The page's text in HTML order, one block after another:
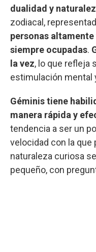
dualidad y
zodiacal,
personas
siempre ocupadas.
la vez, lo que refleja
estimulación mental
Géminis tiene
manera rápida y
tendencia a ser un
velocidad con la
naturaleza curiosa
pequeño, con